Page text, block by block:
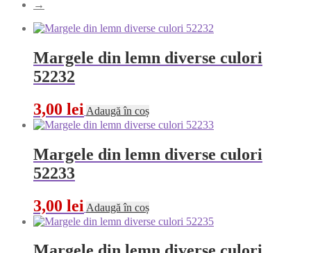
→
Margele din lemn diverse culori
52232
3,00 lei Adaugă în coș
Margele din lemn diverse culori
52233
3,00 lei Adaugă în coș